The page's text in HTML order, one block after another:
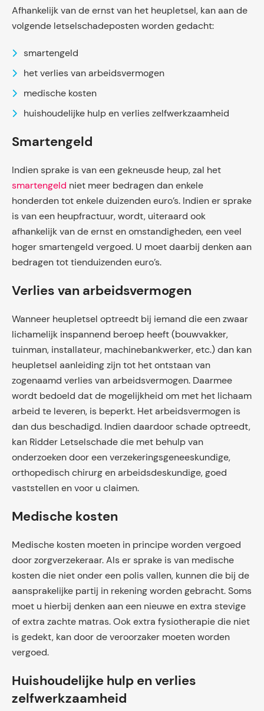
Afhankelijk van de ernst van het heupletsel, kan aan de
volgende letselschadeposten worden gedacht:
smartengeld
het verlies van arbeidsvermogen
medische kosten
huishoudelijke hulp en verlies zelfwerkzaamheid
Smartengeld
Indien sprake is van een gekneusde heup, zal het
smartengeld niet meer bedragen dan enkele
honderden tot enkele duizenden euro’s. Indien er sprake
is van een heupfractuur, wordt, uiteraard ook
afhankelijk van de ernst en omstandigheden, een veel
hoger smartengeld vergoed. U moet daarbij denken aan
bedragen tot tienduizenden euro’s.
Verlies van arbeidsvermogen
Wanneer heupletsel optreedt bij iemand die een zwaar
lichamelijk inspannend beroep heeft (bouwvakker,
tuinman, installateur, machinebankwerker, etc.) dan kan
heupletsel aanleiding zijn tot het ontstaan van
zogenaamd verlies van arbeidsvermogen. Daarmee
wordt bedoeld dat de mogelijkheid om met het lichaam
arbeid te leveren, is beperkt. Het arbeidsvermogen is
dan dus beschadigd. Indien daardoor schade optreedt,
kan Ridder Letselschade die met behulp van
onderzoeken door een verzekeringsgeneeskundige,
orthopedisch chirurg en arbeidsdeskundige, goed
vaststellen en voor u claimen.
Medische kosten
Medische kosten moeten in principe worden vergoed
door zorgverzekeraar. Als er sprake is van medische
kosten die niet onder een polis vallen, kunnen die bij de
aansprakelijke partij in rekening worden gebracht. Soms
moet u hierbij denken aan een nieuwe en extra stevige
of extra zachte matras. Ook extra fysiotherapie die niet
is gedekt, kan door de veroorzaker moeten worden
vergoed.
Huishoudelijke hulp en verlies
zelfwerkzaamheid